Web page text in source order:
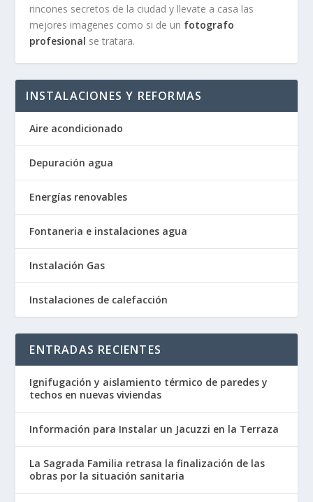
rincones secretos de la ciudad y llevate a casa las
mejores imagenes como si de un fotografo
profesional se tratara.
INSTALACIONES Y REFORMAS
Aire acondicionado
Depuración agua
Energías renovables
Fontaneria e instalaciones agua
Instalación Gas
Instalaciones de calefacción
ENTRADAS RECIENTES
Ignifugación y aislamiento térmico de paredes y
techos en nuevas viviendas
Información para Instalar un Jacuzzi en la Terraza
La Sagrada Familia retrasa la finalización de las
obras por la situación sanitaria